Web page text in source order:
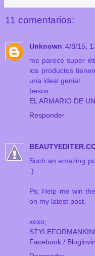
11 comentarios:
Unknown 4/8/15,
me parece super
los productos
una ideal genial
besos
EL ARMARIO DE
Responder
Such an amazing
:)
Ps; Help me win
on my latest post.
xoxo;
Facebook / Bloglovin